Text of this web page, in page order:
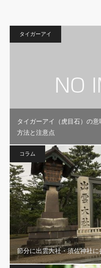
タイガーアイ
タイガーアイ（虎目石）の
方法と注意点
コラム
節分に出雲大社・須佐神社